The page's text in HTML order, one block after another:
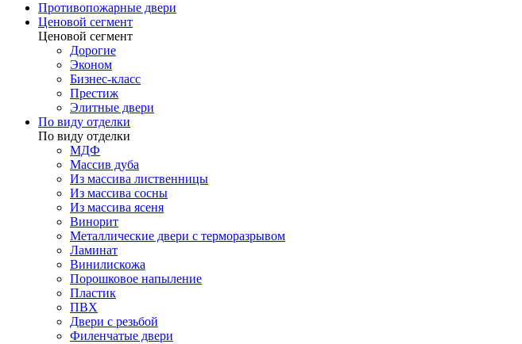
Противопожарные двери
Ценовой сегмент
Ценовой сегмент
Дорогие
Эконом
Бизнес-класс
Престиж
Элитные двери
По виду отделки
По виду отделки
МДФ
Массив дуба
Из массива лиственницы
Из массива сосны
Из массива ясеня
Винорит
Металлические двери с терморазрывом
Ламинат
Винилискожа
Порошковое напыление
Пластик
ПВХ
Двери с резьбой
Филенчатые двери